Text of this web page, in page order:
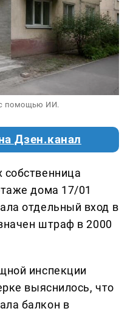
помощью ИИ.
Дзен.канал
дома 17/01
отдельный вход в
штраф в 2000
инспекции
выяснилось, что
балкон в